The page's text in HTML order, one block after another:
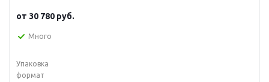
от 30 780 руб.
Много
Упаковка
формат